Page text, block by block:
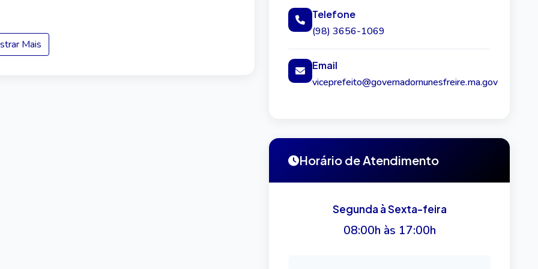
Mais
Telefone
(98) 3656-1069
Email
viceprefeito@governadornunesfreire.ma.gov
Horário de Atendimento
Segunda à Sexta-feira
08:00h às 17:00h